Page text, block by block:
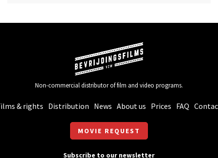
Non-commercial distributor of film and video programs.
& rights Distribution News About us Prices FAQ
MOVIE REQUEST
Subscribe to our newsletter